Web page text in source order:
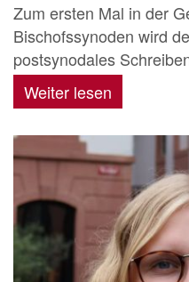
Zum ersten Mal in der
Bischofssynoden wird
postsynodales
Weiter lesen